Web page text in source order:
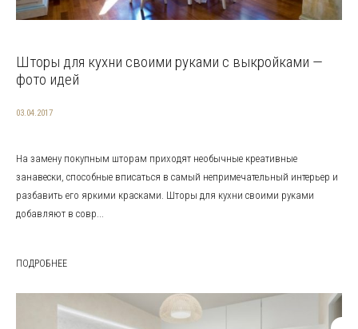
Шторы для кухни своими руками с выкройками —
фото идей
03.04.2017
На замену покупным шторам приходят необычные креативные
занавески, способные вписаться в самый непримечательный интерьер и
разбавить его яркими красками. Шторы для кухни своими руками
добавляют в совр...
ПОДРОБНЕЕ